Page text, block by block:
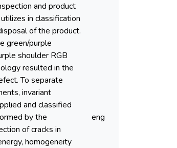
and product
in classification
of the product.
green/purple
shoulder RGB
resulted in the
To separate
invariant
and classified
by the
of cracks in
homogeneity
eng